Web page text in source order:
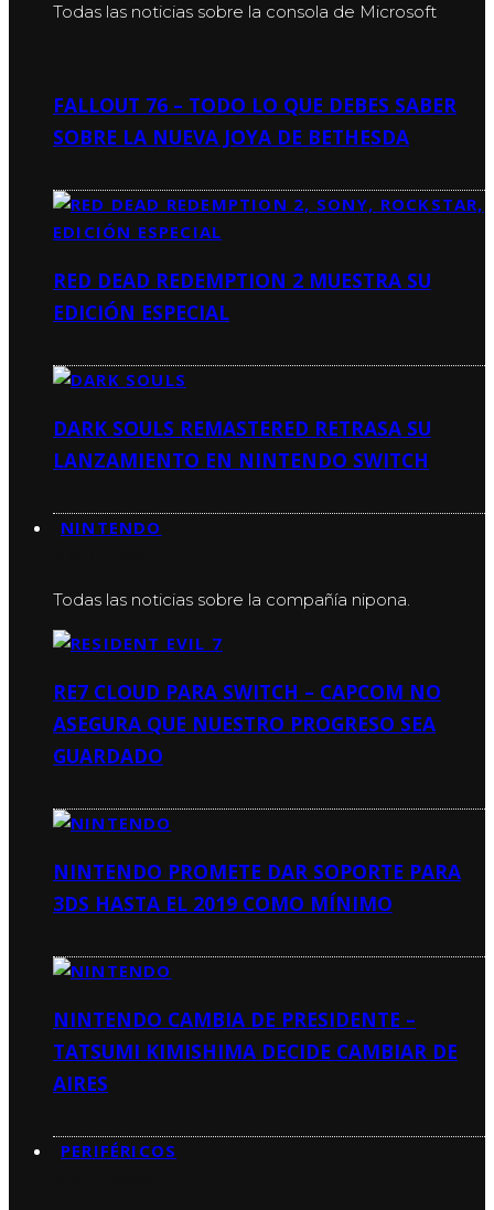
Todas las noticias sobre la consola de Microsoft
FALLOUT 76 – TODO LO QUE DEBES SABER
SOBRE LA NUEVA JOYA DE BETHESDA
RED DEAD REDEMPTION 2 MUESTRA SU
EDICIÓN ESPECIAL
DARK SOULS REMASTERED RETRASA SU
LANZAMIENTO EN NINTENDO SWITCH
NINTENDO
Todas las noticias sobre la compañía nipona.
RE7 CLOUD PARA SWITCH – CAPCOM NO
ASEGURA QUE NUESTRO PROGRESO SEA
GUARDADO
NINTENDO PROMETE DAR SOPORTE PARA
3DS HASTA EL 2019 COMO MÍNIMO
NINTENDO CAMBIA DE PRESIDENTE –
TATSUMI KIMISHIMA DECIDE CAMBIAR DE
AIRES
PERIFÉRICOS